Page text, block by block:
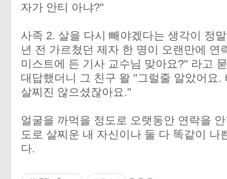
자가 안티 아냐?"
사족 2. 살을 다시 빼야겠다는 생각이 정
년 전 가르쳤던 제자 한 명이 오랜만에 연
미스트에 든 기사 교수님 맞아요?" 라고
대답했더니 그 친구 왈 "그럴줄 알았어요.
살찌진 않으셨잖아요."
얼굴을 까먹을 정도로 오랫동안 연락을
도로 살찌운 내 자신이나 둘 다 똑같이 나
다.